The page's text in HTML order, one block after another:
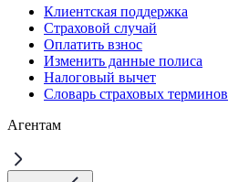
Клиентская поддержка
Страховой случай
Оплатить взнос
Изменить данные полиса
Налоговый вычет
Словарь страховых терминов
Агентам